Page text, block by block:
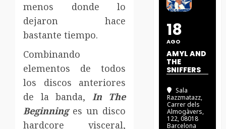
menos donde lo
dejaron hace
bastante tiempo.
Combinando
elementos de todos
los discos anteriores
de la banda, In The
Beginninges un disco
hardcore visceral,
18
AGO
AMYL AND
THE
SNIFFERS
Sala
Razzmatazz,
Carrer dels
Almogàvers,
122, 08018
Barcelona